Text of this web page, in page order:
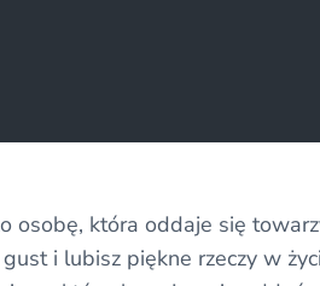
osobę, która oddaje się
i lubisz piękne rzeczy w